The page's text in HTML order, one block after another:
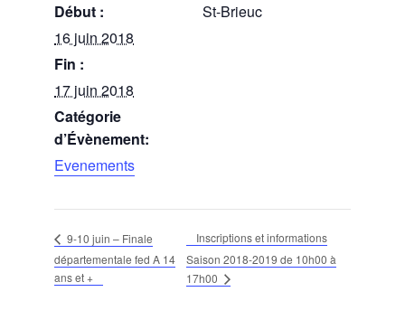
Début :
16 juin 2018
Fin :
17 juin 2018
Catégorie
d’Évènement:
Evenements
St-Brieuc
9-10 juin – Finale
départementale fed A 14
ans et +
Inscriptions et informations
Saison 2018-2019 de 10h00 à
17h00